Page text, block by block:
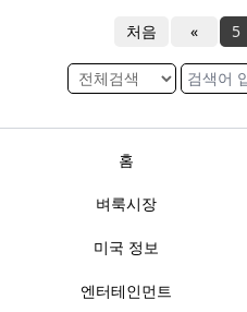
처음 « 5
홈
벼룩시장
미국 정보
엔터테인먼트